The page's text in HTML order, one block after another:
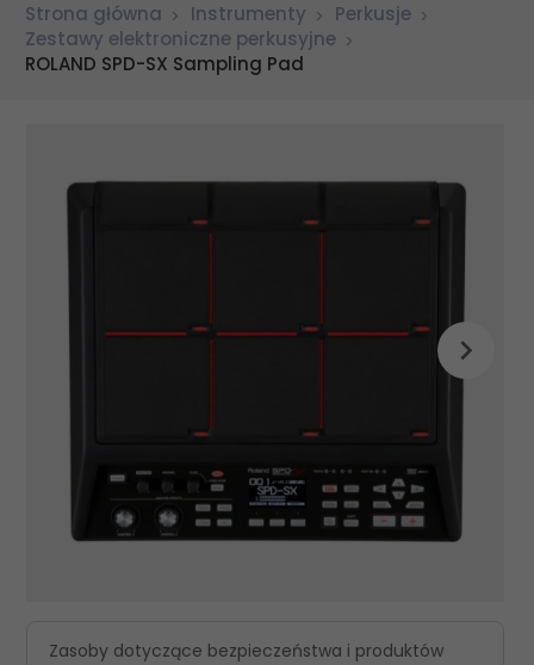
Strona główna Instrumenty
Perkusje
Zestawy elektroniczne perkusyjne
ROLAND SPD-SX Sampling Pad
Zasoby dotyczące bezpieczeństwa i produktów